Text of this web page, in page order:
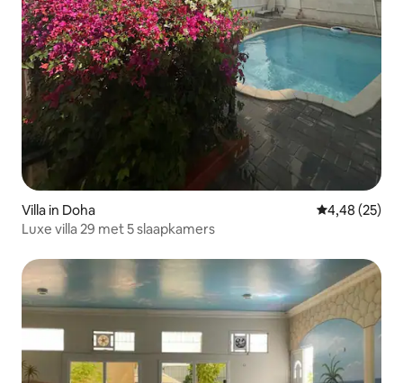
Villa in Doha Gemiddelde
4,48 (25)
Luxe villa 29 met 5 slaapkamers